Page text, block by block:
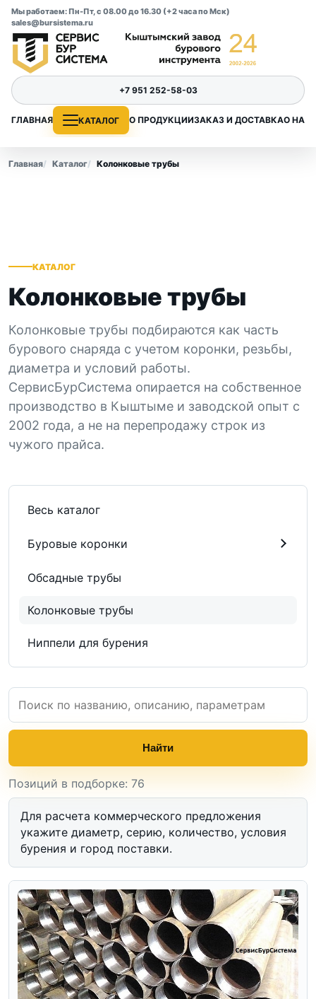
Мы работаем: Пн-Пт, с 08.00 до 16.30 (+2 часа по Мск)
sales@bursistema.ru
ГЛАВНАЯ КАТАЛОГ О ПРОДУКЦИИЗАКАЗ И ДОСТАВКАО НАС
+7 951 252-58-03
Главная Каталог Колонковые трубы
КАТАЛОГ
Колонковые трубы
Колонковые трубы подбираются как часть
бурового снаряда с учетом коронки, резьбы,
диаметра и условий работы.
СервисБурСистема опирается на собственное
производство в Кыштыме и заводской опыт с
2002 года, а не на перепродажу строк из
чужого прайса.
Весь каталог
Буровые коронки
Обсадные трубы
Колонковые трубы
Ниппели для бурения
Найти
Позиций в подборке: 76
Для расчета коммерческого предложения
укажите диаметр, серию, количество, условия
бурения и город поставки.